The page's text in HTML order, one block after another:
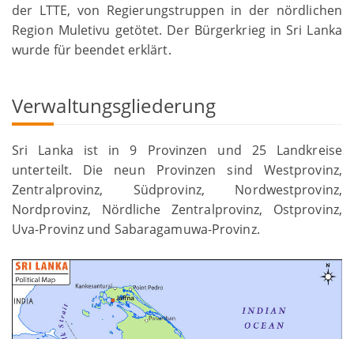
der LTTE, von Regierungstruppen in der nördlichen
Region Muletivu getötet. Der Bürgerkrieg in Sri Lanka
wurde für beendet erklärt.
Verwaltungsgliederung
Sri Lanka ist in 9 Provinzen und 25 Landkreise
unterteilt. Die neun Provinzen sind Westprovinz,
Zentralprovinz, Südprovinz, Nordwestprovinz,
Nordprovinz, Nördliche Zentralprovinz, Ostprovinz,
Uva-Provinz und Sabaragamuwa-Provinz.